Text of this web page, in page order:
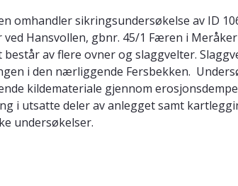
omhandler sikringsundersøkelse av ID
ved Hansvollen, gbnr. 45/1 Færen i
består av flere ovner og slaggvelter.
i den nærliggende Fersbekken.
kildemateriale gjennom
i utsatte deler av anlegget samt
undersøkelser.